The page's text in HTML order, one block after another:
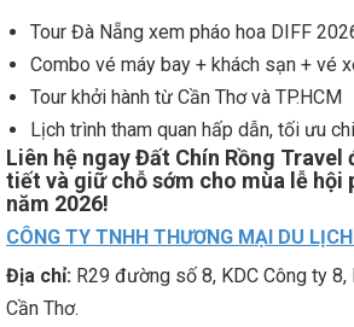
Tour Đà Nẵng xem pháo hoa DIFF
Combo vé máy bay + khách sạn + vé
Tour khởi hành từ Cần Thơ và TP.HCM
Lịch trình tham quan hấp dẫn, tối ưu
Liên hệ ngay Đất Chín Rồng Travel
tiết và giữ chỗ sớm cho mùa lễ hội
năm 2026!
CÔNG TY TNHH THƯƠNG MẠI DU
Địa chỉ: R29 đường số 8, KDC Công ty 8,
Cần Thơ.